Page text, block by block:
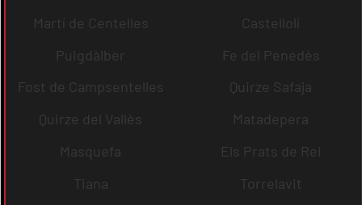
Martí de Centelles
Castellolí
Puigdàlber
Fe del Penedès
Fost de Campsentelles
Quirze Safaja
Quirze del Vallès
Matadepera
Masquefa
Els Prats de Rei
Tiana
Torrelavit